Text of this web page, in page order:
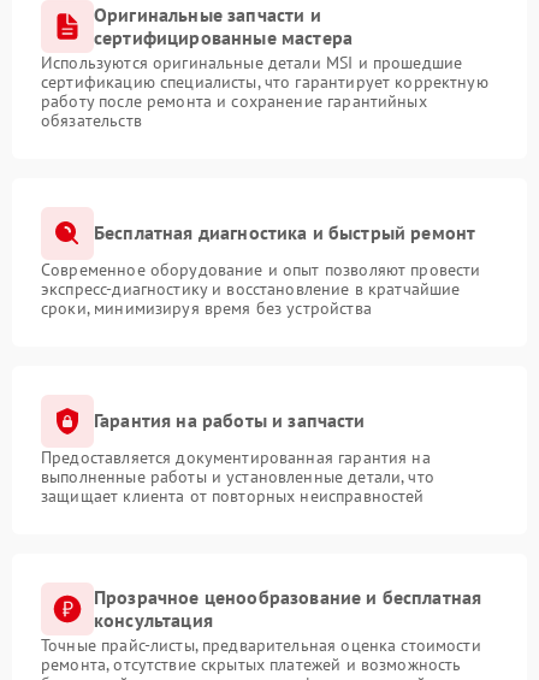
Оригинальные запчасти и
сертифицированные мастера
Используются оригинальные детали MSI и прошедшие
сертификацию специалисты, что гарантирует корректную
работу после ремонта и сохранение гарантийных
обязательств
Бесплатная диагностика и быстрый ремонт
Современное оборудование и опыт позволяют провести
экспресс-диагностику и восстановление в кратчайшие
сроки, минимизируя время без устройства
Гарантия на работы и запчасти
Предоставляется документированная гарантия на
выполненные работы и установленные детали, что
защищает клиента от повторных неисправностей
Прозрачное ценообразование и бесплатная
консультация
Точные прайс-листы, предварительная оценка стоимости
ремонта, отсутствие скрытых платежей и возможность